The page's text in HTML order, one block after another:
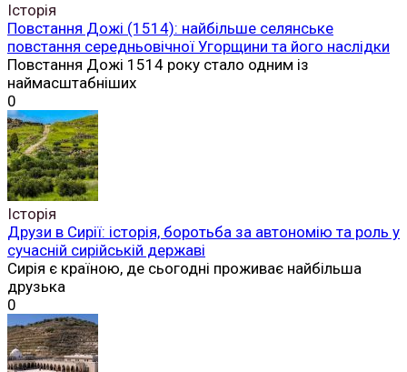
Історія
Повстання Дожі (1514): найбільше селянське
повстання середньовічної Угорщини та його наслідки
Повстання Дожі 1514 року стало одним із
наймасштабніших
0
Історія
Друзи в Сирії: історія, боротьба за автономію та роль у
сучасній сирійській державі
Сирія є країною, де сьогодні проживає найбільша
друзька
0